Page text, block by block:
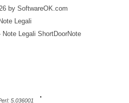
by SoftwareOK.com
Note Legali
Note Legali ShortDoorNote
5.036001